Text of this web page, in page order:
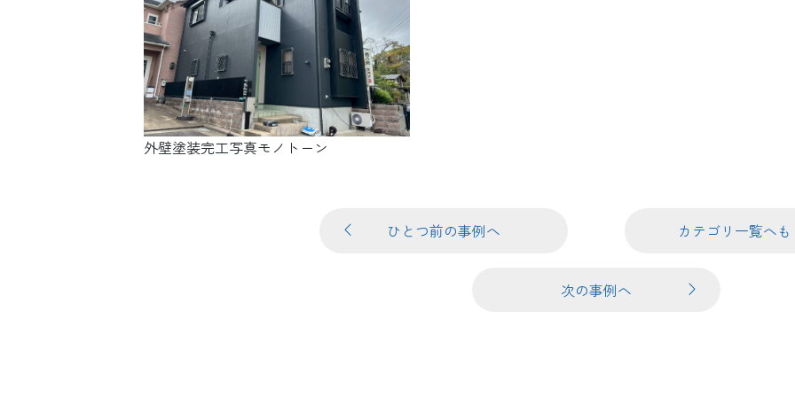
外壁塗装完工写真モノトーン
ひとつ前の事例へ カテゴリ一覧へ
次の事例へ